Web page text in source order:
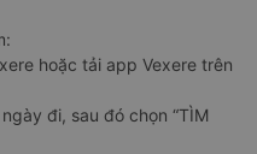
hoặc tải app Vexere trên
đi, sau đó chọn “TÌM